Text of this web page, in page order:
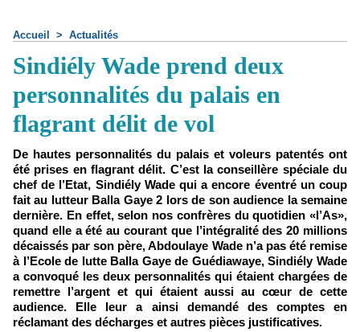
Accueil > Actualités
Sindiély Wade prend deux
personnalités du palais en
flagrant délit de vol
De hautes personnalités du palais et voleurs patentés ont
été prises en flagrant délit. C’est la conseillère spéciale du
chef de l’Etat, Sindiély Wade qui a encore éventré un coup
fait au lutteur Balla Gaye 2 lors de son audience la semaine
dernière. En effet, selon nos confrères du quotidien «l’As»,
quand elle a été au courant que l’intégralité des 20 millions
décaissés par son père, Abdoulaye Wade n’a pas été remise
à l’Ecole de lutte Balla Gaye de Guédiawaye, Sindiély Wade
a convoqué les deux personnalités qui étaient chargées de
remettre l’argent et qui étaient aussi au cœur de cette
audience. Elle leur a ainsi demandé des comptes en
réclamant des décharges et autres pièces justificatives.